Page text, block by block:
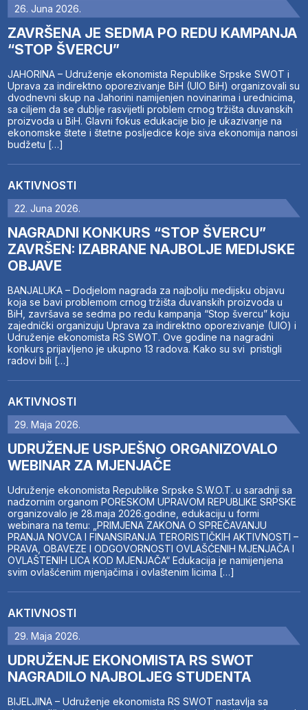
26. Juna 2026.
ZAVRŠENA JE SEDMA PO REDU KAMPANJA
“STOP ŠVERCU”
JAHORINA – Udruženje ekonomista Republike Srpske SWOT i
Uprava za indirektno oporezivanje BiH (UIO BiH) organizovali su
dvodnevni skup na Jahorini namijenjen novinarima i urednicima,
sa ciljem da se dublje rasvijetli problem crnog tržišta duvanskih
proizvoda u BiH. Glavni fokus edukacije bio je ukazivanje na
ekonomske štete i štetne posljedice koje siva ekonomija nanosi
budžetu […]
AKTIVNOSTI
22. Juna 2026.
NAGRADNI KONKURS “STOP ŠVERCU”
ZAVRŠEN: IZABRANE NAJBOLJE MEDIJSKE
OBJAVE
BANJALUKA – Dodjelom nagrada za najbolju medijsku objavu
koja se bavi problemom crnog tržišta duvanskih proizvoda u
BiH, završava se sedma po redu kampanja “Stop švercu” koju
zajednički organizuju Uprava za indirektno oporezivanje (UIO) i
Udruženje ekonomista RS SWOT. Ove godine na nagradni
konkurs prijavljeno je ukupno 13 radova. Kako su svi pristigli
radovi bili […]
AKTIVNOSTI
29. Maja 2026.
UDRUŽENJE USPJEŠNO ORGANIZOVALO
WEBINAR ZA MJENJAČE
Udruženje ekonomista Republike Srpske S.W.O.T. u saradnji sa
nadzornim organom PORESKOM UPRAVOM REPUBLIKE SRPSKE
organizovalo je 28.maja 2026.godine, edukaciju u formi
webinara na temu: „PRIMJENA ZAKONA O SPREČAVANJU
PRANJA NOVCA I FINANSIRANJA TERORISTIČKIH AKTIVNOSTI –
PRAVA, OBAVEZE I ODGOVORNOSTI OVLAŠĆENIH MJENJAČA I
OVLAŠTENIH LICA KOD MJENJAČA“ Edukacija je namijenjena
svim ovlašćenim mjenjačima i ovlaštenim licima […]
AKTIVNOSTI
29. Maja 2026.
UDRUŽENJE EKONOMISTA RS SWOT
NAGRADILO NAJBOLJEG STUDENTA
BIJELJINA – Udruženje ekonomista RS SWOT nastavlja sa